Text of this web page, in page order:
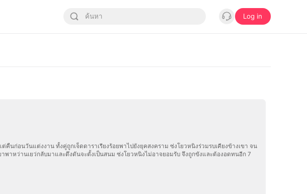
Log in
คืนก่อนวันแต่งงาน ทั้งคู่ถูกเจ็ดดาราเรียงร้อยพาไปยังยุคสงคราม ซ่งโยวหนิงร่วมรบเคียงข้างเขา จน
าพาหว่านเยว่กลับมาและดึงดันจะตั้งเป็นสนม ซ่งโยวหนิงไม่อาจยอมรับ จึงถูกขังและต้องอดทนอีก 7